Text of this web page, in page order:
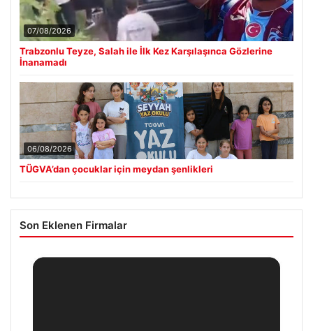
07/08/2026
Trabzonlu Teyze, Salah ile İlk Kez Karşılaşınca Gözlerine
İnanamadı
06/08/2026
TÜGVA’dan çocuklar için meydan şenlikleri
Son Eklenen Firmalar